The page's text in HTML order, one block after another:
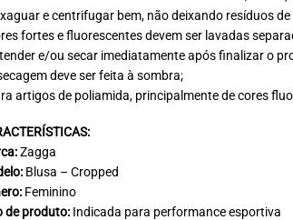
e centrifugar bem, não deixando resíduos
fortes e fluorescentes devem ser lavadas
e/ou secar imediatamente após finalizar o
deve ser feita à sombra;
artigos de poliamida, principalmente de cores
Zagga
Blusa – Cropped
Feminino
de produto:Indicada para performance esportiva